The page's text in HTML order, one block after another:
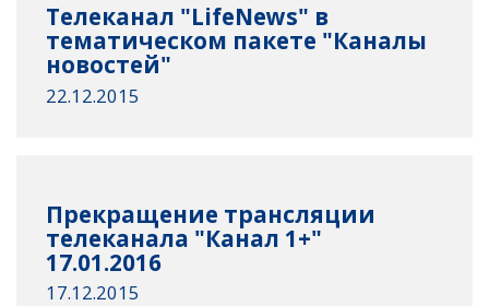
Телеканал "LifeNews" в
тематическом пакете "Каналы
новостей"
22.12.2015
Прекращение трансляции
телеканала "Канал 1+"
17.01.2016
17.12.2015